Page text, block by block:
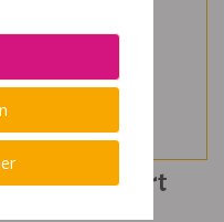
gaat van start